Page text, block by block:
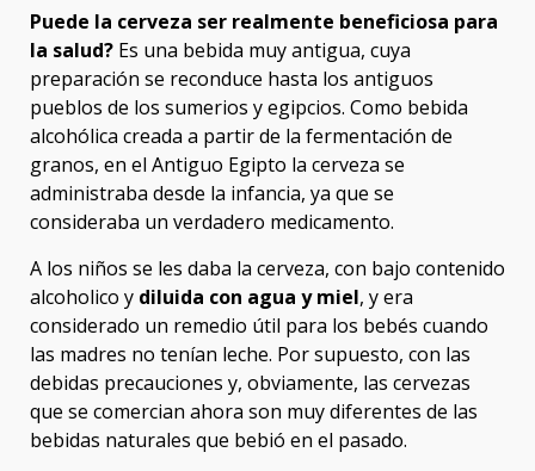
Puede la cerveza ser realmente beneficiosa para
la salud? Es una bebida muy antigua, cuya
preparación se reconduce hasta los antiguos
pueblos de los sumerios y egipcios. Como bebida
alcohólica creada a partir de la fermentación de
granos, en el Antiguo Egipto la cerveza se
administraba desde la infancia, ya que se
consideraba un verdadero medicamento.
A los niños se les daba la cerveza, con bajo contenido
alcoholico y diluida con agua y miel, y era
considerado un remedio útil para los bebés cuando
las madres no tenían leche. Por supuesto, con las
debidas precauciones y, obviamente, las cervezas
que se comercian ahora son muy diferentes de las
bebidas naturales que bebió en el pasado.